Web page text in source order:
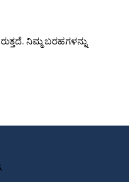
ನಿಮ್ಮ ಬರಹಗಳನ್ನು